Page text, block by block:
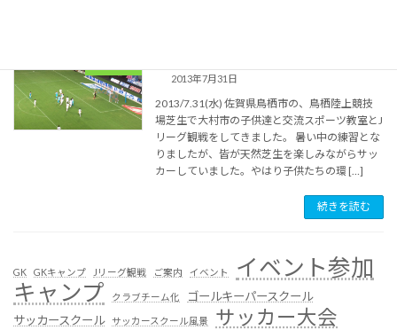
2013年7月31日
2013/7.31(水) 佐賀県鳥栖市の、鳥栖陸上競技
場芝生で大村市の子供達と交流スポーツ教室とJ
リーグ観戦をしてきました。 暑い中の練習とな
りましたが、皆が天然芝生を楽しみながらサッ
カーしていました。やはり子供たちの環 […]
続きを読む
GK GKキャンプ Jリーグ観戦 ご案内 イベント イベント参加
キャンプ クラブチーム化
ゴールキーパースクール
サッカースクール
サッカースクール風景 サッカー大会